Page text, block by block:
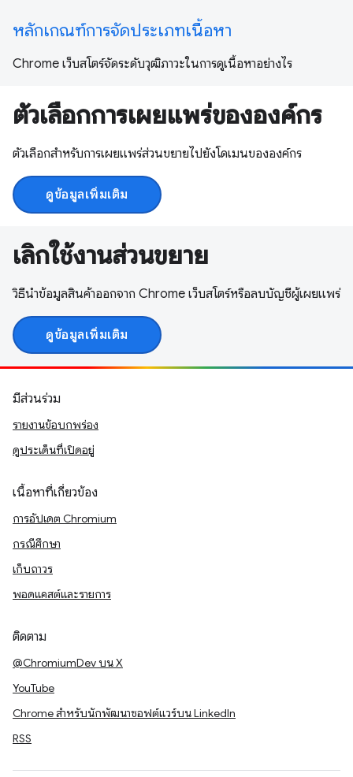
หลักเกณฑ์การจัดประเภทเนื้อหา
Chrome เว็บสโตร์จัดระดับวุฒิภาวะในการดูเนื้อหาอย่างไร
ตัวเลือกการเผยแพร่ขององค์กร
ตัวเลือกสำหรับการเผยแพร่ส่วนขยายไปยังโดเมนขององค์กร
ดูข้อมูลเพิ่มเติม
เลิกใช้งานส่วนขยาย
วิธีนำข้อมูลสินค้าออกจาก Chrome เว็บสโตร์หรือลบบัญชีผู้เผยแพร่
ดูข้อมูลเพิ่มเติม
มีส่วนร่วม
รายงานข้อบกพร่อง
ดูประเด็นที่เปิดอยู่
เนื้อหาที่เกี่ยวข้อง
การอัปเดต Chromium
กรณีศึกษา
เก็บถาวร
พอดแคสต์และรายการ
ติดตาม
@ChromiumDev บน X
YouTube
Chrome สำหรับนักพัฒนาซอฟต์แวร์บน LinkedIn
RSS